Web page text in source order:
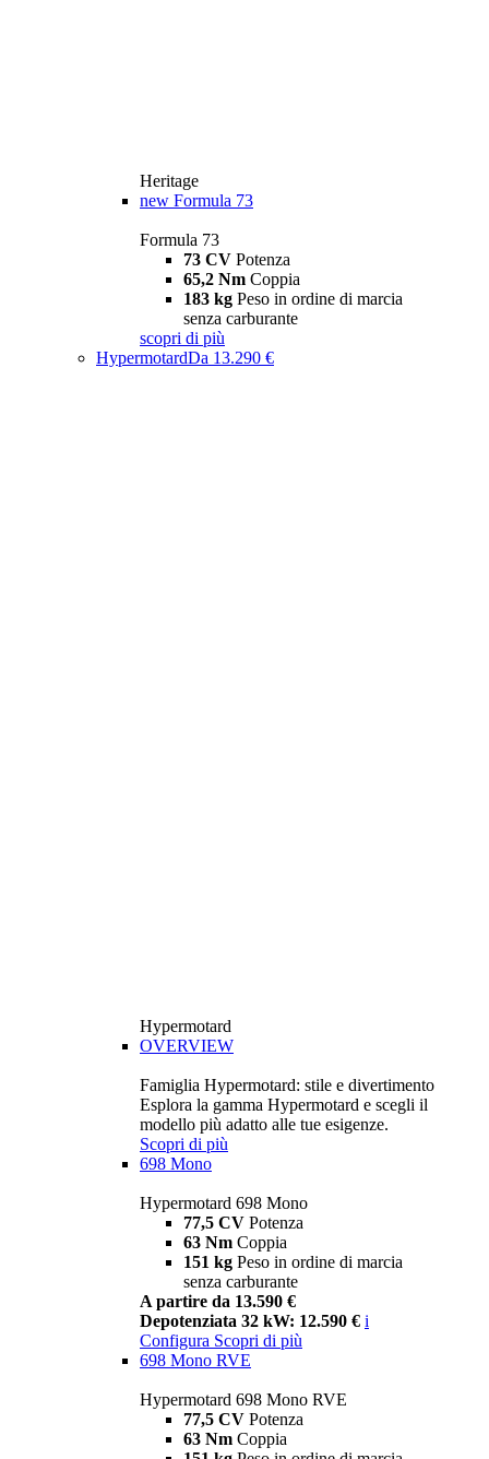
Heritage
new Formula 73
Formula 73
73 CV Potenza
65,2 Nm Coppia
183 kg Peso in ordine di marcia
senza carburante
scopri di più
HypermotardDa 13.290 €
Hypermotard
OVERVIEW
Famiglia Hypermotard: stile e divertimento
Esplora la gamma Hypermotard e scegli il
modello più adatto alle tue esigenze.
Scopri di più
698 Mono
Hypermotard 698 Mono
77,5 CV Potenza
63 Nm Coppia
151 kg Peso in ordine di marcia
senza carburante
A partire da 13.590 €
Depotenziata 32 kW: 12.590 € i
Configura Scopri di più
698 Mono RVE
Hypermotard 698 Mono RVE
77,5 CV Potenza
63 Nm Coppia